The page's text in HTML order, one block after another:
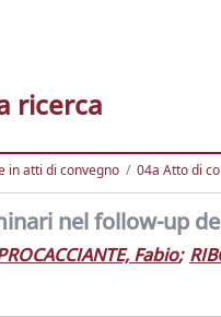
ricerca
in atti di convegno 04a Atto di
nel follow-up
Fabio;